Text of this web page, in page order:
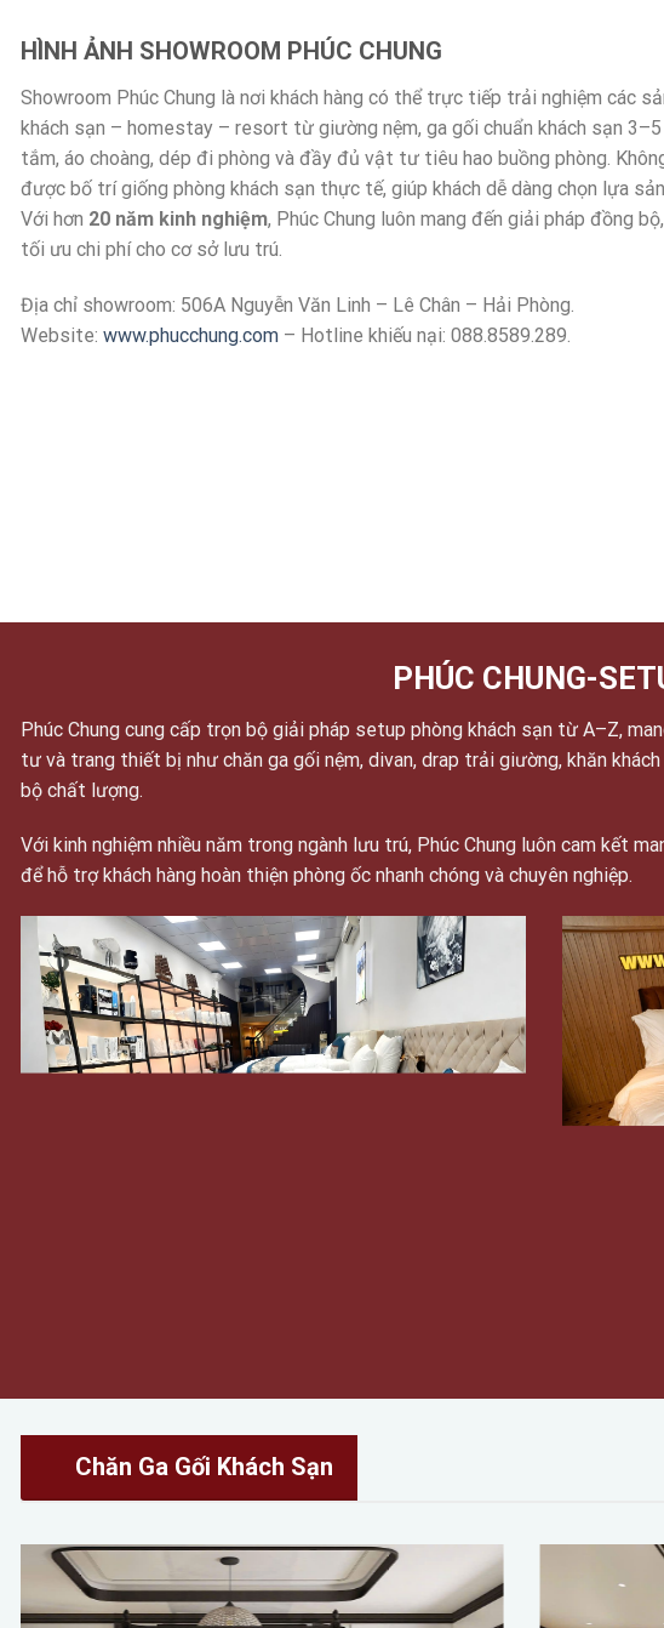
HÌNH ẢNH SHOWROOM PHÚC CHUNG
Showroom Phúc Chung là nơi khách hàng có thể trực tiếp trải nghiệm các
khách sạn – homestay – resort từ giường nệm, ga gối chuẩn khách sạn
tắm, áo choàng, dép đi phòng và đầy đủ vật tư tiêu hao buồng phòng.
được bố trí giống phòng khách sạn thực tế, giúp khách dễ dàng chọn lựa
Với hơn 20 năm kinh nghiệm, Phúc Chung luôn mang đến giải pháp đồng
tối ưu chi phí cho cơ sở lưu trú.
Địa chỉ showroom: 506A Nguyễn Văn Linh – Lê Chân – Hải Phòng.
Website: www.phucchung.com – Hotline khiếu nại: 088.8589.289.
PHÚC CHUNG-
Phúc Chung cung cấp trọn bộ giải pháp setup phòng khách sạn từ A–Z,
tư và trang thiết bị như chăn ga gối nệm, divan, drap trải giường, khăn
bộ chất lượng.
Với kinh nghiệm nhiều năm trong ngành lưu trú, Phúc Chung luôn cam kết
để hỗ trợ khách hàng hoàn thiện phòng ốc nhanh chóng và chuyên nghiệp.
Chăn Ga Gối Khách Sạn